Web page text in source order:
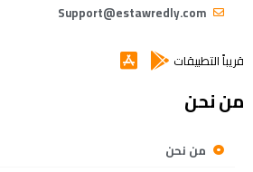
Support@estawredly.com
قريباً التطبيقات
من نحن
من نحن